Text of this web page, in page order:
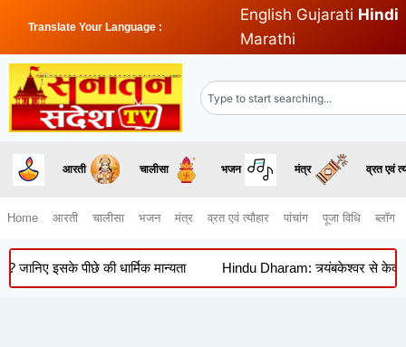
Translate Your Language :
English Gujarati Hindi
Marathi
आरती चालीसा भजन मंत्र व्रत एवं
Home आरती चालीसा भजन मंत्र व्रत एवं त्यौहार पांचांग पूजा विधि ब्लॉग
इसके पीछे की धार्मिक मान्यता Hindu Dharam: त्र्यंबकेश्वर से